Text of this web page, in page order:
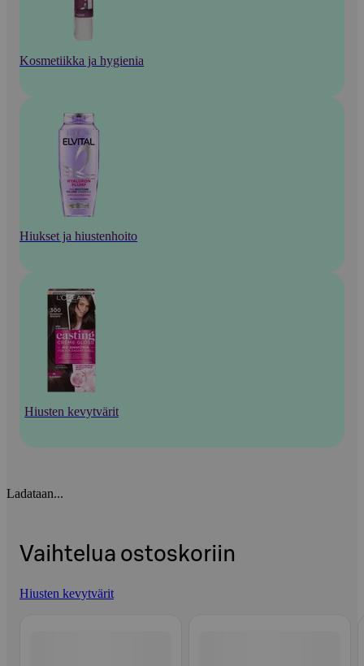
Kosmetiikka ja hygienia
Hiukset ja hiustenhoito
Hiusten kevytvärit
Ladataan...
Vaihtelua ostoskoriin
Hiusten kevytvärit